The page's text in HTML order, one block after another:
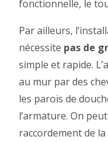
fonctionnelle, le
Par ailleurs,
nécessite pas de
simple et rapide.
au mur par des
les parois de
l’armature. On
raccordement de la